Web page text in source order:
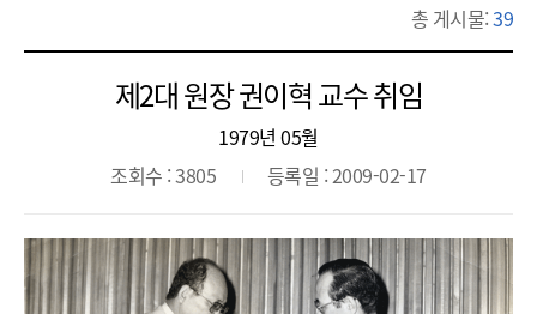
총 게시물:39
제2대 원장 권이혁 교수 취임
1979년 05월
조회수 : 3805
등록일 : 2009-02-17